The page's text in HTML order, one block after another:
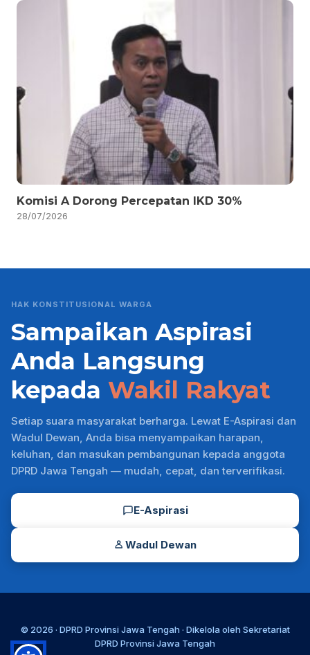
Komisi A Dorong Percepatan IKD 30%
28/07/2026
HAK KONSTITUSIONAL WARGA
Sampaikan Aspirasi
Anda Langsung
kepada Wakil Rakyat
Setiap suara masyarakat berharga. Lewat E-Aspirasi dan
Wadul Dewan, Anda bisa menyampaikan harapan,
keluhan, dan masukan pembangunan kepada anggota
DPRD Jawa Tengah — mudah, cepat, dan terverifikasi.
E-Aspirasi
Wadul Dewan
© 2026 · DPRD Provinsi Jawa Tengah · Dikelola oleh Sekretariat
DPRD Provinsi Jawa Tengah